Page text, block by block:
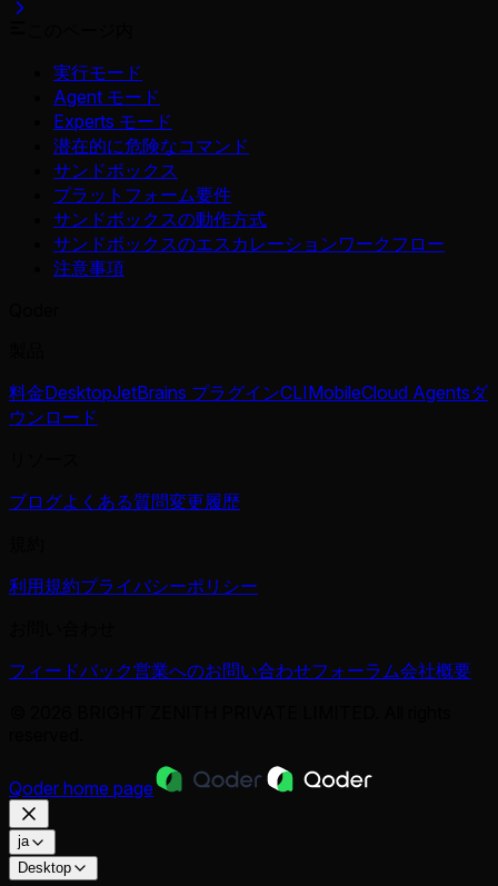
実行モード
Agent モード
Experts モード
潜在的に危険なコマンド
サンドボックス
プラットフォーム要件
サンドボックスの動作方式
サンドボックスのエスカレーションワークフロー
注意事項
料金DesktopJetBrains プラグインCLIMobileCloud Agentsダ
ウンロード
ブログよくある質問変更履歴
利用規約プライバシーポリシー
フィードバック営業へのお問い合わせフォーラム会社概要
Qoder home page
ja
Desktop